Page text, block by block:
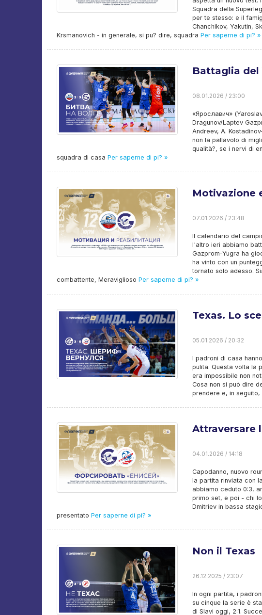
Squadra della
per te stesso: e il
Chanchikov, Yakutin,
Krsmanovich - in generale, si pu? dire, squadra Per saperne di pi? »
Battaglia del
08.01.2026 / 23:00
«Ярославич»
Dragunov/Laptev
Andreev, A.
non la pallavolo di
qualità?, se i nervi di
squadra di casa Per saperne di pi? »
Motivazione
07.01.2026 / 23:48
Il calendario del
l'altro ieri abbiamo
Gazprom-Yugra ha
ha vinto con un
tornato solo adesso.
combattente, Meraviglioso Per saperne di pi? »
Texas. Lo
05.01.2026 / 20:32
I padroni di casa
pulita. Questa volta la
era impossibile non
Cosa non si può dire
prendere e, in seguito,
Attraversare
04.01.2026 / 14:18
Capodanno, nuovo
la partita rinviata con
abbiamo ceduto 0:3,
primo set, e poi - chi
Dmitriev in bassa
presentato Per saperne di pi? »
Non il Texas
26.12.2025 / 23:07
In ogni partita, i
su cinque la serie è
di Slavi oggi, 2:1.